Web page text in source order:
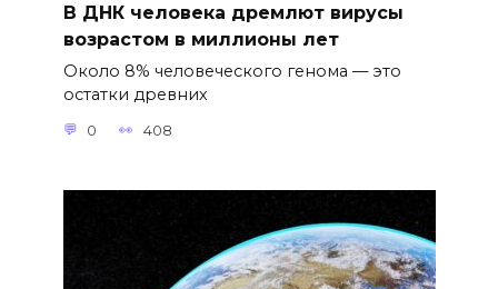
В ДНК человека дремлют вирусы
возрастом в миллионы лет
Около 8% человеческого генома — это
остатки древних
0 408